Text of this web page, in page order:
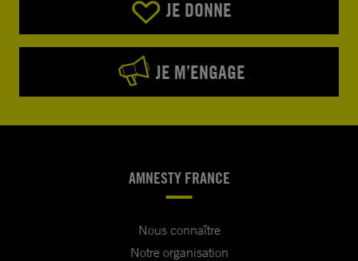
JE DONNE
JE M’ENGAGE
AMNESTY FRANCE
Nous connaître
Notre organisation